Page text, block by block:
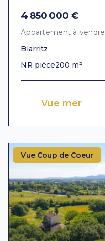
4 850 000 €
Appartement à vendre
Biarritz
NR pièce200 m²
Vue mer
Vue Coup de Coeur